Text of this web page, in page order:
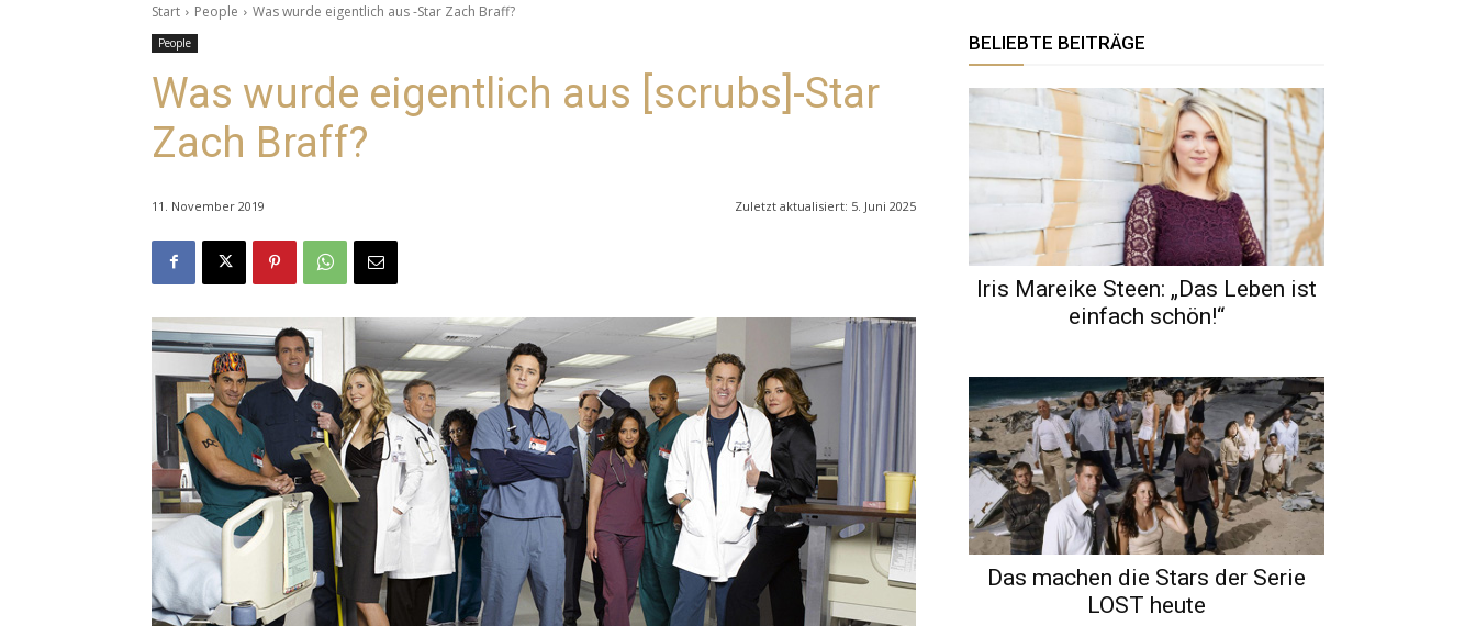
Start People Was wurde eigentlich aus -Star Zach Braff?
People
Was wurde eigentlich aus [scrubs]-Star
Zach Braff?
11. November 2019 Zuletzt aktualisiert: 5. Juni 2025
BELIEBTE BEITRÄGE
Iris Mareike Steen: „Das Leben ist
einfach schön!“
Das machen die Stars der Serie
LOST heute